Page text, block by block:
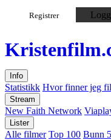
Registrer
Kristenfilm
Info
Statistikk Hvor finner jeg
Stream
New Faith Network
Lister
Alle filmer Top 100 Bunn